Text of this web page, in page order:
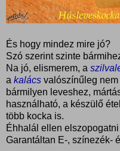
És hogy mindez mire jó?
Szó szerint szinte
Na jó, elismerem, a
a kalács valószínűleg
bármilyen leveshez,
használható, a készülő
több kocka is.
Éhhalál ellen
Garantáltan E-, színezék-